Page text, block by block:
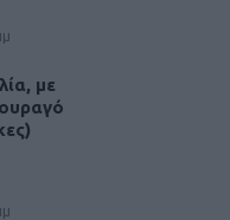
με